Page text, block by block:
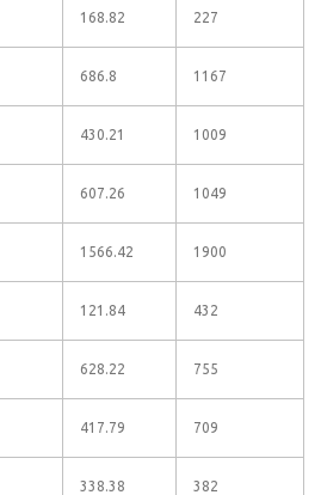
168.82 227
686.8 1167
430.21 1009
607.26 1049
1566.42 1900
121.84 432
628.22 755
417.79 709
338.38 382